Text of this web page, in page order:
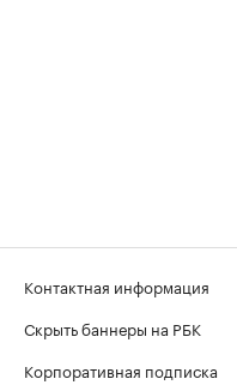
Контактная информация
Скрыть баннеры на РБК
Корпоративная подписка